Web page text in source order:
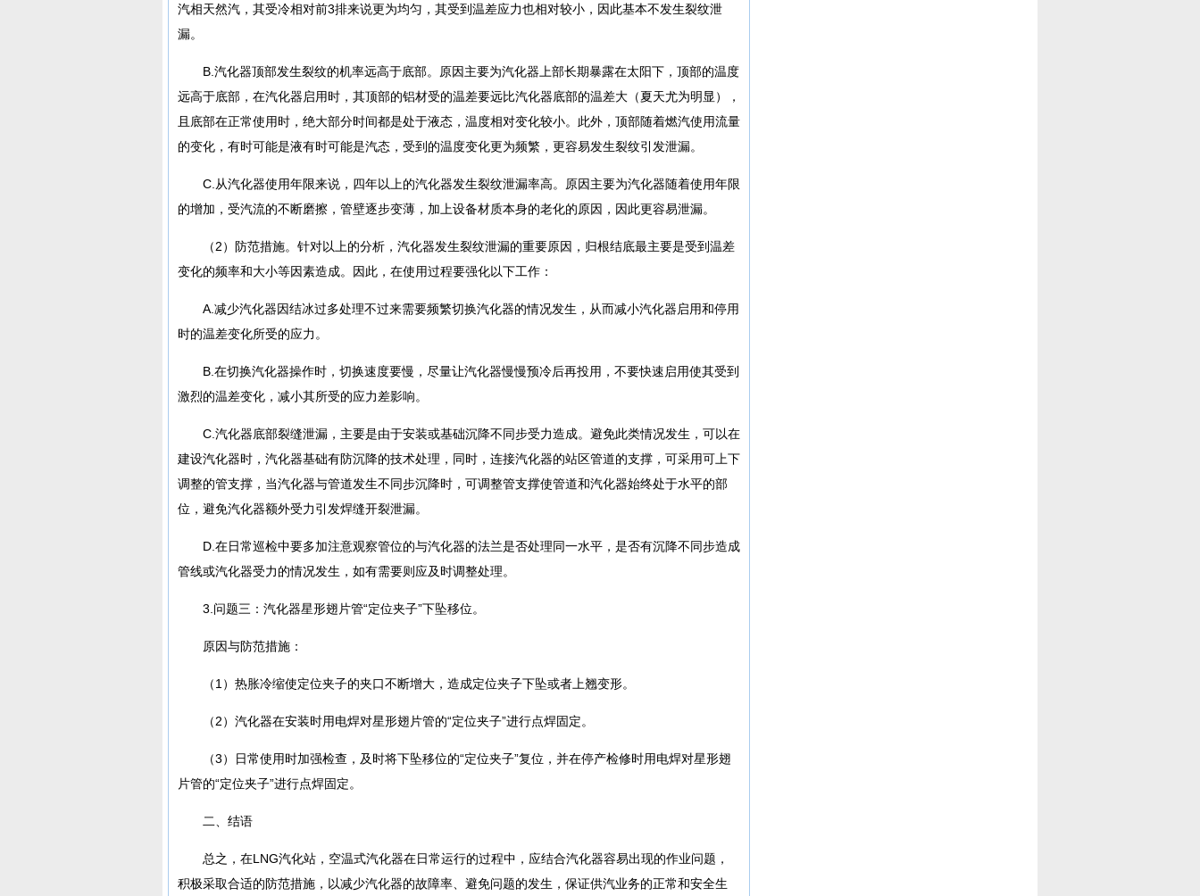
汽相天然汽，其受冷相对前3排来说更为均匀，其受到温差应力也相对较小，因此基本不发生裂纹泄
漏。
B.汽化器顶部发生裂纹的机率远高于底部。原因主要为汽化器上部长期暴露在太阳下，顶部的温度
远高于底部，在汽化器启用时，其顶部的铝材受的温差要远比汽化器底部的温差大（夏天尤为明显），
且底部在正常使用时，绝大部分时间都是处于液态，温度相对变化较小。此外，顶部随着燃汽使用流量
的变化，有时可能是液有时可能是汽态，受到的温度变化更为频繁，更容易发生裂纹引发泄漏。
C.从汽化器使用年限来说，四年以上的汽化器发生裂纹泄漏率高。原因主要为汽化器随着使用年限
的增加，受汽流的不断磨擦，管壁逐步变薄，加上设备材质本身的老化的原因，因此更容易泄漏。
（2）防范措施。针对以上的分析，汽化器发生裂纹泄漏的重要原因，归根结底最主要是受到温差
变化的频率和大小等因素造成。因此，在使用过程要强化以下工作：
A.减少汽化器因结冰过多处理不过来需要频繁切换汽化器的情况发生，从而减小汽化器启用和停用
时的温差变化所受的应力。
B.在切换汽化器操作时，切换速度要慢，尽量让汽化器慢慢预冷后再投用，不要快速启用使其受到
激烈的温差变化，减小其所受的应力差影响。
C.汽化器底部裂缝泄漏，主要是由于安装或基础沉降不同步受力造成。避免此类情况发生，可以在
建设汽化器时，汽化器基础有防沉降的技术处理，同时，连接汽化器的站区管道的支撑，可采用可上下
调整的管支撑，当汽化器与管道发生不同步沉降时，可调整管支撑使管道和汽化器始终处于水平的部
位，避免汽化器额外受力引发焊缝开裂泄漏。
D.在日常巡检中要多加注意观察管位的与汽化器的法兰是否处理同一水平，是否有沉降不同步造成
管线或汽化器受力的情况发生，如有需要则应及时调整处理。
3.问题三：汽化器星形翅片管“定位夹子”下坠移位。
原因与防范措施：
（1）热胀冷缩使定位夹子的夹口不断增大，造成定位夹子下坠或者上翘变形。
（2）汽化器在安装时用电焊对星形翅片管的“定位夹子”进行点焊固定。
（3）日常使用时加强检查，及时将下坠移位的“定位夹子”复位，并在停产检修时用电焊对星形翅
片管的“定位夹子”进行点焊固定。
二、结语
总之，在LNG汽化站，空温式汽化器在日常运行的过程中，应结合汽化器容易出现的作业问题，
积极采取合适的防范措施，以减少汽化器的故障率、避免问题的发生，保证供汽业务的正常和安全生